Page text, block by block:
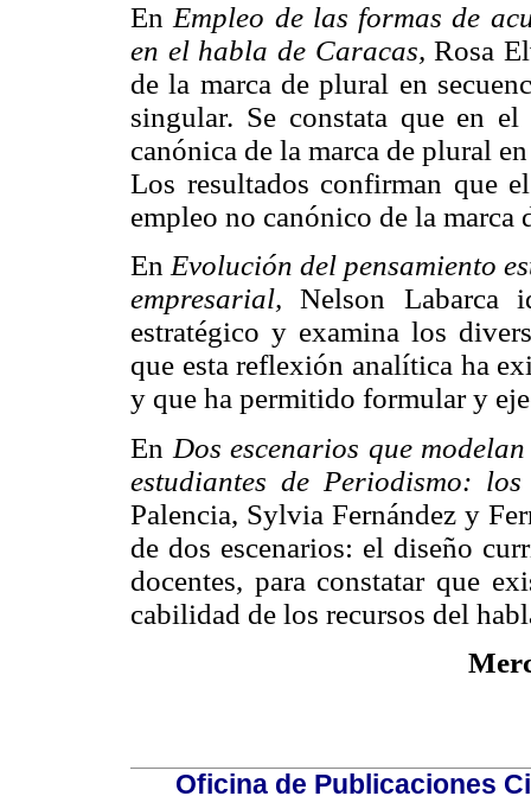
En Empleo de las formas de
en el habla de Caracas, Rosa
de la marca de plural en
singular. Se constata que en
canónica de la marca de plural
Los resultados confirman que
empleo no canónico de la marca
En Evolución del pensamiento
empresarial, Nelson Labarca
estratégico y examina los
que esta reflexión analítica ha
y que ha permitido formular y
En Dos escenarios que
estudiantes de Periodismo:
Palencia, Sylvia Fernández y
de dos escenarios: el diseño
docentes, para constatar que
cabilidad de los recursos del
Oficina de Publicaciones